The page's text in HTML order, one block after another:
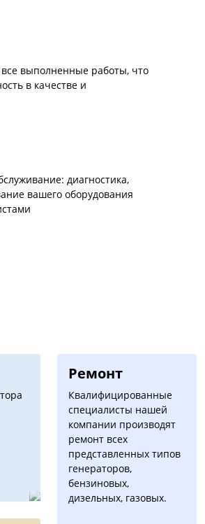
выполненные работы, что
в качестве и
диагностика,
вашего оборудования
Ремонт
Квалифицированные
специалисты нашей
компании производят
ремонт всех
представленных типов
генераторов,
бензиновых,
дизельных, газовых.